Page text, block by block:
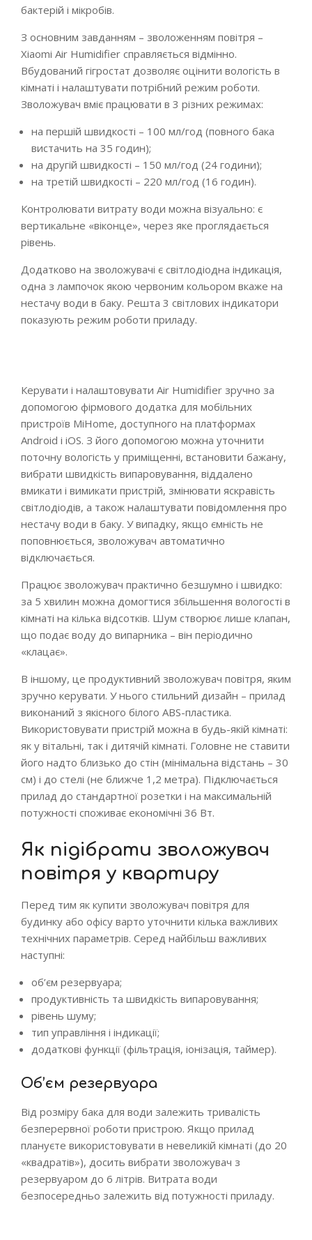
бактерій і мікробів.
З основним завданням – зволоженням повітря –
Xiaomi Air Humidifier справляється відмінно.
Вбудований гігростат дозволяє оцінити вологість в
кімнаті і налаштувати потрібний режим роботи.
Зволожувач вміє працювати в 3 різних режимах:
на першій швидкості – 100 мл/год (повного бака
вистачить на 35 годин);
на другій швидкості – 150 мл/год (24 години);
на третій швидкості – 220 мл/год (16 годин).
Контролювати витрату води можна візуально: є
вертикальне «віконце», через яке проглядається
рівень.
Додатково на зволожувачі є світлодіодна індикація,
одна з лампочок якою червоним кольором вкаже на
нестачу води в баку. Решта 3 світлових індикатори
показують режим роботи приладу.
Керувати і налаштовувати Air Humidifier зручно за
допомогою фірмового додатка для мобільних
пристроїв MiHome, доступного на платформах
Android і iOS. З його допомогою можна уточнити
поточну вологість у приміщенні, встановити бажану,
вибрати швидкість випаровування, віддалено
вмикати і вимикати пристрій, змінювати яскравість
світлодіодів, а також налаштувати повідомлення про
нестачу води в баку. У випадку, якщо ємність не
поповнюється, зволожувач автоматично
відключається.
Працює зволожувач практично безшумно і швидко:
за 5 хвилин можна домогтися збільшення вологості в
кімнаті на кілька відсотків. Шум створює лише клапан,
що подає воду до випарника – він періодично
«клацає».
В іншому, це продуктивний зволожувач повітря, яким
зручно керувати. У нього стильний дизайн – прилад
виконаний з якісного білого ABS-пластика.
Використовувати пристрій можна в будь-якій кімнаті:
як у вітальні, так і дитячій кімнаті. Головне не ставити
його надто близько до стін (мінімальна відстань – 30
см) і до стелі (не ближче 1,2 метра). Підключається
прилад до стандартної розетки і на максимальній
потужності споживає економічні 36 Вт.
Як підібрати зволожувач
повітря у квартиру
Перед тим як купити зволожувач повітря для
будинку або офісу варто уточнити кілька важливих
технічних параметрів. Серед найбільш важливих
наступні:
об’єм резервуара;
продуктивність та швидкість випаровування;
рівень шуму;
тип управління і індикації;
додаткові функції (фільтрація, іонізація, таймер).
Об’єм резервуара
Від розміру бака для води залежить тривалість
безперервної роботи пристрою. Якщо прилад
плануєте використовувати в невеликій кімнаті (до 20
«квадратів»), досить вибрати зволожувач з
резервуаром до 6 літрів. Витрата води
безпосередньо залежить від потужності приладу.